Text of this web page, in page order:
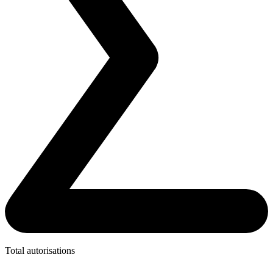
Total autorisations